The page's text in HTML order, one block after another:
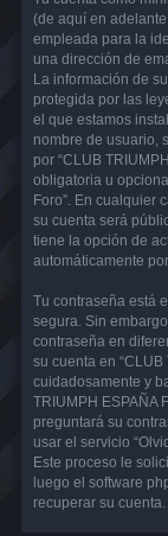
(de aquí en
empleada para la
una dirección de
La información de
protegida por las
el que estamos
nombre de usuario,
por “CLUB
obligatoria u
Foro”. En cualquier
su cuenta será
tiene la opción de
automáticamente
Tu contraseña está
segura. Sin
contraseña en
su cuenta en “CLUB
cuidadosamente y
TRIUMPH ESPAÑA
preguntará su
usar el servicio
Este proceso le
luego el software
recuperar su cuenta.